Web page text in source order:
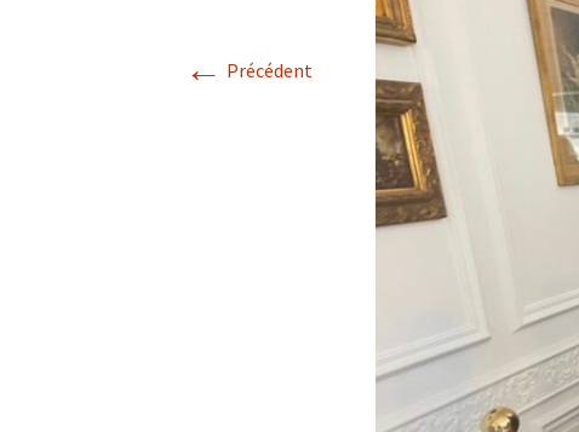
← Précédent